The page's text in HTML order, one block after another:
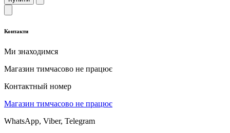
Контакти
Ми знаходимся
Магазин тимчасово не працює
Контактный номер
Магазин тимчасово не працює
WhatsApp, Viber, Telegram